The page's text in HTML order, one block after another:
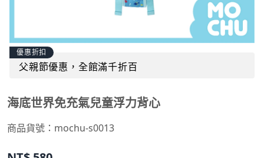
優惠折扣
父親節優惠，全館滿千折百
海底世界免充氣兒童浮力背心
商品貨號： mochu-s0013